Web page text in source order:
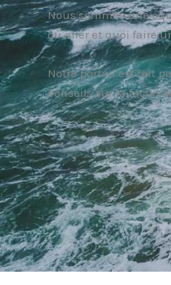
Nous sommes une
où aller et quoi faire
Notre portail est fait
conseils sur la façon